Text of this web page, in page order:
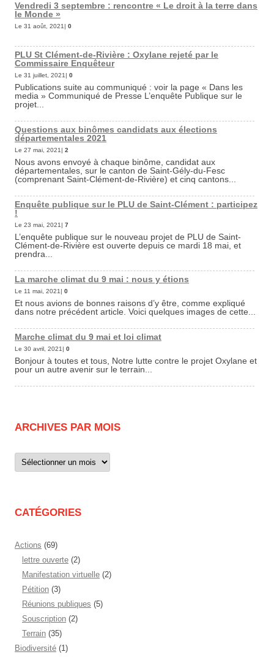
Vendredi 3 septembre : rencontre « Le droit à la terre dans
le Monde »
Le 31 août, 2021| 0
PLU St Clément-de-Rivière : Oxylane rejeté par le
Commissaire Enquêteur
Le 31 juillet, 2021| 0
Publications suite au communiqué : voir la page « Dans les
media » Communiqué de Presse L’enquête Publique sur le
projet...
Questions aux binômes candidats aux élections
départementales 2021
Le 27 mai, 2021| 2
Nous avons envoyé à chaque binôme, candidat aux
départementales, sur le canton de Saint-Gély-du-Fesc
(comprenant Saint-Clément-de-Rivière) et cinq cantons...
Enquête publique sur le PLU de Saint-Clément : participez
!
Le 23 mai, 2021| 7
L’enquête publique sur le nouveau projet de PLU de Saint-
Clément-de-Rivière est ouverte depuis ce mardi 18 mai, et
prendra...
La marche climat du 9 mai : nous y étions
Le 11 mai, 2021| 0
Et nous avions de bonnes raisons d’y être, comme expliqué
dans notre précédent article. Voici quelques images de cette...
Marche climat du 9 mai et loi climat
Le 30 avril, 2021| 0
Bonjour à toutes et tous, Notre lutte contre le projet Oxylane et
pour un autre avenir sur le terrain...
ARCHIVES PAR MOIS
Archives
par
CATÉGORIES
Actions (69)
lettre ouverte (2)
Manifestation virtuelle (2)
Pétition (3)
Réunions publiques (5)
Souscription (2)
Terrain (35)
Biodiversité (1)